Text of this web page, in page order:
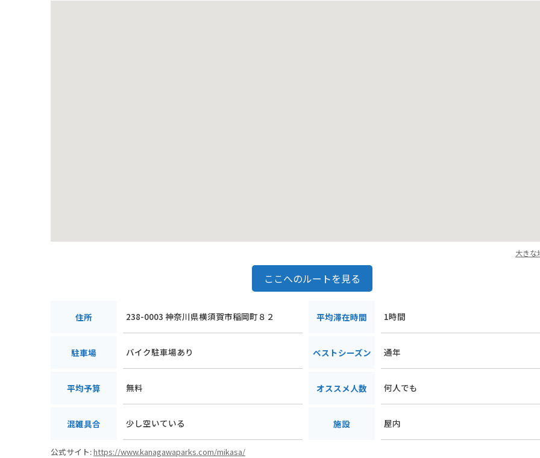
大きな
ここへのルートを見る
住所 238-0003 神奈川県横須賀市稲岡町８２ 平均滞在時間 1時間
駐車場 バイク駐車場あり ベストシーズン 通年
平均予算 無料 オススメ人数 何人でも
混雑具合 少し空いている 施設 屋内
公式サイト:https://www.kanagawaparks.com/mikasa/